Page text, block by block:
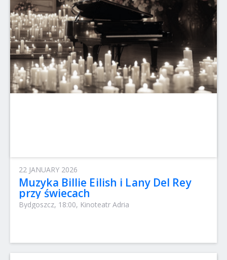
22 JANUARY 2026
Muzyka Billie Eilish i Lany Del Rey
przy świecach
Bydgoszcz, 18:00, Kinoteatr Adria